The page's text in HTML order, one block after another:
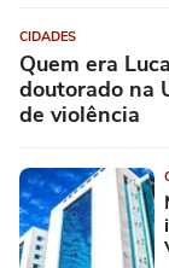
CIDADES
Quem era
doutorado na
de violência